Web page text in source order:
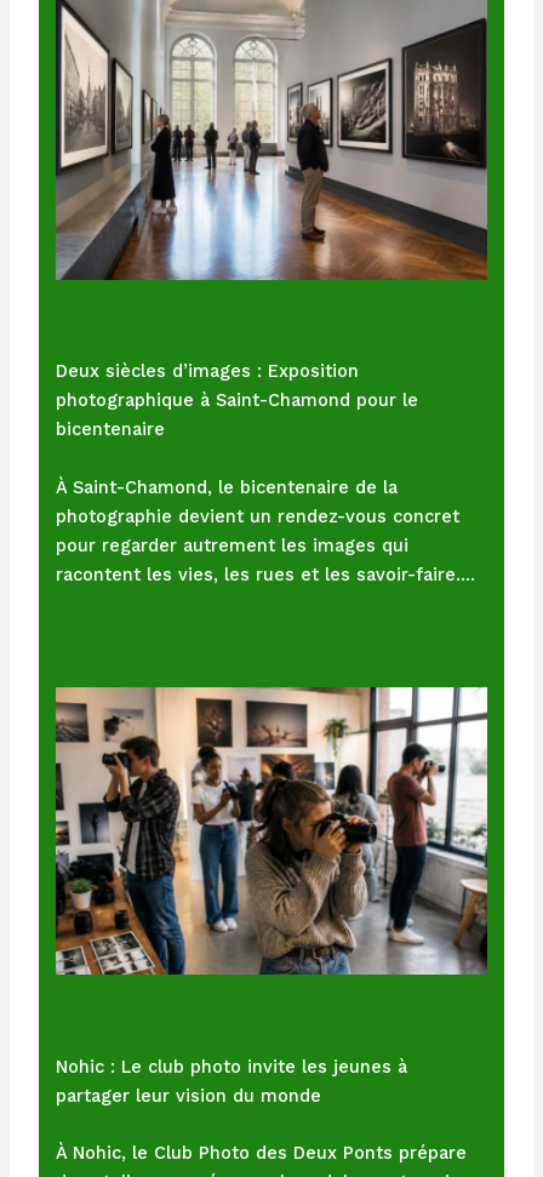
Deux siècles d’images : Exposition
photographique à Saint-Chamond pour le
bicentenaire
À Saint-Chamond, le bicentenaire de la
photographie devient un rendez-vous concret
pour regarder autrement les images qui
racontent les vies, les rues et les savoir-faire.…
Nohic : Le club photo invite les jeunes à
partager leur vision du monde
À Nohic, le Club Photo des Deux Ponts prépare